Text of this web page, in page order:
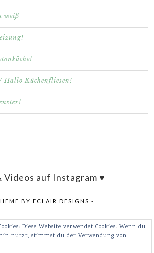
weiß
Hallo Küchenfliesen!
Videos auf Instagram ♥
BY ECLAIR DESIGNS -
Diese Website verwendet Cookies. Wenn du
nutzt, stimmst du der Verwendung von